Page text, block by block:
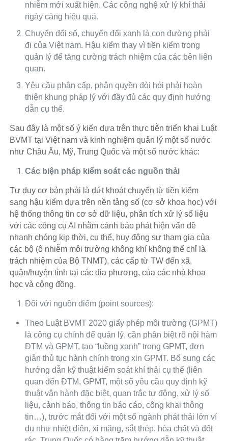
nhiễm mới xuất hiện. Các công nghệ xử lý khí thải
ngày càng hiệu quả.
Chuyển đổi số, chuyển đổi xanh là con đường phải
đi của Việt nam. Hậu kiểm thay vì tiền kiểm trong
quản lý để tăng cường trách nhiệm của các bên liên
quan.
Yêu cầu phân cấp, phân quyền đòi hỏi phải hoàn
thiện khung pháp lý với đầy đủ các quy định hướng
dẫn cụ thể.
Sau đây là một số ý kiến dựa trên thực tiễn triển khai Luật
BVMT tại Việt nam và kinh nghiệm quản lý một số nước
như Châu Âu, Mỹ, Trung Quốc và một số nước khác:
Các biện pháp kiểm soát các nguồn thải
Tư duy cơ bản phải là dứt khoát chuyển từ tiền kiểm
sang hậu kiểm dựa trên nền tảng số (cơ sở khoa học) với
hệ thống thông tin cơ sở dữ liệu, phân tích xử lý số liệu
với các công cụ AI nhằm cảnh báo phát hiện vấn đề
nhanh chóng kịp thời, cụ thể, huy động sự tham gia của
các bộ (ô nhiễm môi trường không khí không thể chỉ là
trách nhiệm của Bộ TNMT), các cấp từ TW đến xã,
quận/huyện tỉnh tại các địa phương, của các nhà khoa
học và cộng đồng.
Đối với nguồn điểm (point sources):
Theo Luật BVMT 2020 giấy phép môi trường (GPMT)
là công cụ chính để quản lý, cần phân biệt rõ nội hàm
ĐTM và GPMT, tạo “luồng xanh” trong GPMT, đơn
giản thủ tục hành chính trong xin GPMT. Bổ sung các
hướng dẫn kỹ thuật kiểm soát khí thải cụ thể (liên
quan đến ĐTM, GPMT, một số yêu cầu quy định kỹ
thuật vận hành đặc biệt, quan trắc tự động, xử lý số
liệu, cảnh báo, thông tin báo cáo, công khai thông
tin…), trước mắt đối với một số ngành phát thải lớn ví
dụ như nhiệt điện, xi măng, sắt thép, hóa chất và đốt